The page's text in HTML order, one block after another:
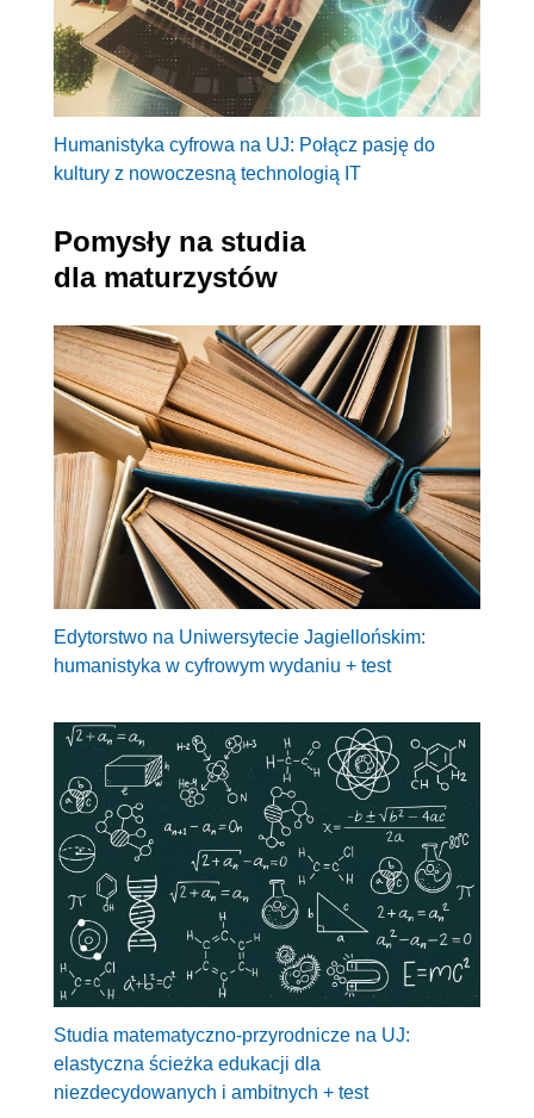
Humanistyka cyfrowa na UJ: Połącz pasję do
kultury z nowoczesną technologią IT
Pomysły na studia
dla maturzystów
Edytorstwo na Uniwersytecie Jagiellońskim:
humanistyka w cyfrowym wydaniu + test
Studia matematyczno-przyrodnicze na UJ:
elastyczna ścieżka edukacji dla
niezdecydowanych i ambitnych + test